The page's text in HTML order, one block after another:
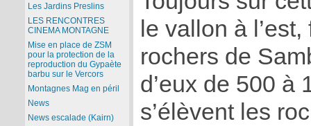
le vallon à
rochers de
d’eux de 500 à
s’élèvent les
Les Jardins Preslins
LES RENCONTRES
CINEMA MONTAGNE
Mise en place de ZSM
pour la protection de la
reproduction du Gypaète
barbu sur le Vercors
Montagnes Mag en péril
News
News escalade (Kairn)